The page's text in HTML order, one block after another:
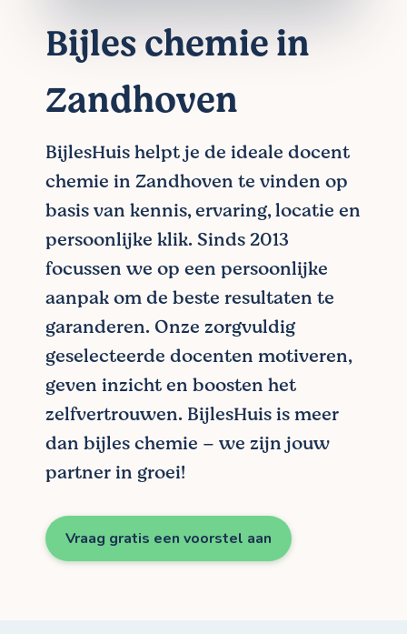
Bijles chemie in
Zandhoven
BijlesHuis helpt je de ideale docent
chemie in Zandhoven te vinden op
basis van kennis, ervaring, locatie en
persoonlijke klik. Sinds 2013
focussen we op een persoonlijke
aanpak om de beste resultaten te
garanderen. Onze zorgvuldig
geselecteerde docenten motiveren,
geven inzicht en boosten het
zelfvertrouwen. BijlesHuis is meer
dan bijles chemie – we zijn jouw
partner in groei!
Vraag gratis een voorstel aan